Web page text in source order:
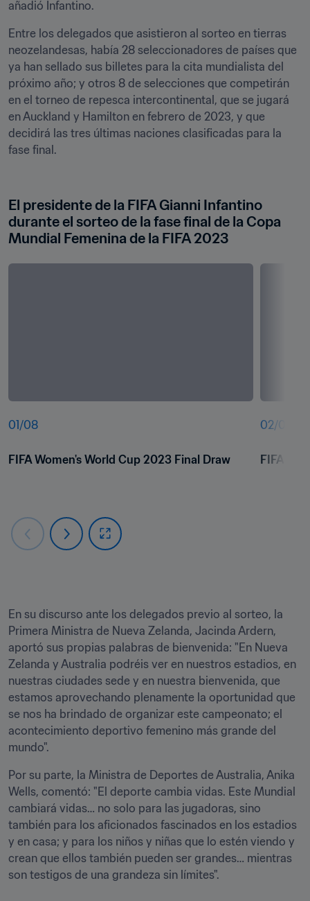
añadió Infantino.
Entre los delegados que asistieron al sorteo en tierras
neozelandesas, había 28 seleccionadores de países que
ya han sellado sus billetes para la cita mundialista del
próximo año; y otros 8 de selecciones que competirán
en el torneo de repesca intercontinental, que se jugará
en Auckland y Hamilton en febrero de 2023, y que
decidirá las tres últimas naciones clasificadas para la
fase final.
El presidente de la FIFA Gianni Infantino
durante el sorteo de la fase final de la Copa
Mundial Femenina de la FIFA 2023
01 /08
FIFA Women's World Cup 2023 Final Draw
02/08
FIFA
En su discurso ante los delegados previo al sorteo, la
Primera Ministra de Nueva Zelanda, Jacinda Ardern,
aportó sus propias palabras de bienvenida: "En Nueva
Zelanda y Australia podréis ver en nuestros estadios, en
nuestras ciudades sede y en nuestra bienvenida, que
estamos aprovechando plenamente la oportunidad que
se nos ha brindado de organizar este campeonato; el
acontecimiento deportivo femenino más grande del
mundo".
Por su parte, la Ministra de Deportes de Australia, Anika
Wells, comentó: "El deporte cambia vidas. Este Mundial
cambiará vidas… no solo para las jugadoras, sino
también para los aficionados fascinados en los estadios
y en casa; y para los niños y niñas que lo estén viendo y
crean que ellos también pueden ser grandes… mientras
son testigos de una grandeza sin límites".